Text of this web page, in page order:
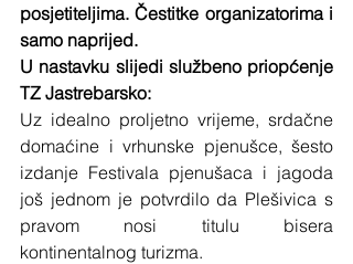
posjetiteljima. Čestitke organizatorima i
samo naprijed.
U nastavku slijedi službeno priopćenje
TZ Jastrebarsko:
Uz idealno proljetno vrijeme, srdačne
domaćine i vrhunske pjenušce, šesto
izdanje Festivala pjenušaca i jagoda
još jednom je potvrdilo da Plešivica s
pravom nosi titulu bisera
kontinentalnog turizma.